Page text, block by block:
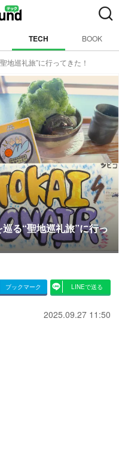
TECH BOOK
地巡礼旅”に行ってきた！
る“聖地巡礼旅”に行っ
ブックマーク LINEで送る
2025.09.27 11:50